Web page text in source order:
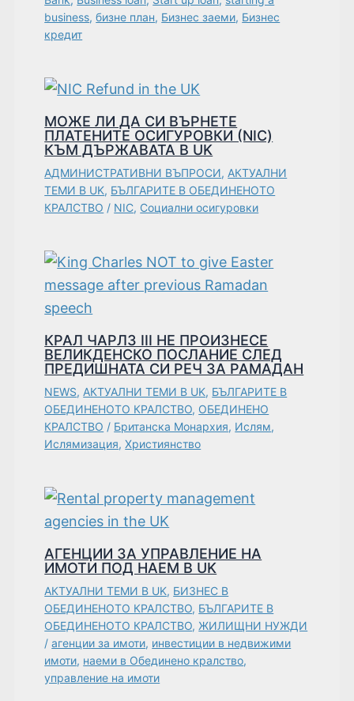
business,бизне план, Бизнес заеми, Бизнес
кредит
МОЖЕ ЛИ ДА СИ ВЪРНЕТЕ
ПЛАТЕНИТЕ ОСИГУРОВКИ (NIC)
КЪМ ДЪРЖАВАТА В UK
АДМИНИСТРАТИВНИ ВЪПРОСИ, АКТУАЛНИ
ТЕМИ В UK, БЪЛГАРИТЕ В ОБЕДИНЕНОТО
КРАЛСТВО / NIC, Социални осигуровки
КРАЛ ЧАРЛЗ III НЕ ПРОИЗНЕСЕ
ВЕЛИКДЕНСКО ПОСЛАНИЕ СЛЕД
ПРЕДИШНАТА СИ РЕЧ ЗА РАМАДАН
NEWS, АКТУАЛНИ ТЕМИ В UK, БЪЛГАРИТЕ В
ОБЕДИНЕНОТО КРАЛСТВО, ОБЕДИНЕНО
КРАЛСТВО / Британска Монархия, Ислям,
Ислямизация,Християнство
АГЕНЦИИ ЗА УПРАВЛЕНИЕ НА
ИМОТИ ПОД НАЕМ В UK
АКТУАЛНИ ТЕМИ В UK, БИЗНЕС В
ОБЕДИНЕНОТО КРАЛСТВО, БЪЛГАРИТЕ В
ОБЕДИНЕНОТО КРАЛСТВО, ЖИЛИЩНИ НУЖДИ
/агенции за имоти, инвестиции в недвижими
имоти, наеми в Обединено кралство,
управление на имоти